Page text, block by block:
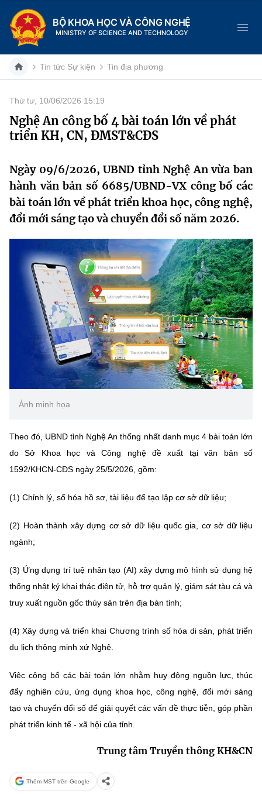
BỘ KHOA HỌC VÀ CÔNG NGHỆ
MINISTRY OF SCIENCE AND TECHNOLOGY
Danh mục
Trang chủ
Giới thiệu
Cơ cấu tổ chức
Lịch sử phát triển
Sở Khoa học và Công nghệ
Khoa học và Công nghệ
Đổi mới sáng tạo
Chuyển đổi số
Bưu chính, Viễn thông
Sở hữu trí tuệ
Tiêu chuẩn, đo lường, chất lượng
Tin địa phương
Dịch vụ công
Hệ thống văn bản
Văn bản QPPL
Văn bản chỉ đạo điều hành
Lấy ý kiến người dân về dự thảo VBQPPL
MST IOFFICE
THỐNG KÊ
Khoa học và Công nghệ
Đổi mới sáng tạo
Chuyển đổi số
Tiêu chuẩn, đo lường, chất lượng
Năng lượng nguyên tử
Multimedia
THƯ ĐIỆN TỬ
Videos
Ảnh
Nhiệm vụ trọng tâm
Chọn ngôn ngữ
Điều khoản sử dụng Theo dõi MST:
Cơ quan chủ quản: Bộ Khoa học và Công nghệ (MST)
Chịu trách nhiệm nội dung: Nguyễn Thị Hải Hằng
Giám đốc Trung tâm Truyền thông Khoa học và Công nghệ.
Liên hệ
Điện thoại: 024 3936 9506
©2026 Bản quyền thuộc Bộ Khoa Học và Công Nghệ
(Ghi rõ nguồn "https://mst.gov.vn" khi phát hành lại thông tin từ
Tin tức Sự kiện Tin địa phương
Thứ tư, 10/06/2026 15:19
Nghệ An công bố 4 bài toán lớn về phát
triển KH, CN, ĐMST&CĐS
Ngày 09/6/2026, UBND tỉnh Nghệ An vừa ban
hành văn bản số 6685/UBND-VX công bố các
bài toán lớn về phát triển khoa học, công nghệ,
đổi mới sáng tạo và chuyển đổi số năm 2026.
Ảnh minh họa
Theo đó, UBND tỉnh Nghệ An thống nhất danh mục 4 bài toán lớn
do Sở Khoa học và Công nghệ đề xuất tại văn bản số
1592/KHCN-CĐS ngày 25/5/2026, gồm:
(1) Chỉnh lý, số hóa hồ sơ, tài liệu để tạo lập cơ sở dữ liệu;
(2) Hoàn thành xây dựng cơ sở dữ liệu quốc gia, cơ sở dữ liệu
ngành;
(3) Ứng dụng trí tuệ nhân tạo (AI) xây dựng mô hình sử dụng hệ
thống nhật ký khai thác điện tử, hỗ trợ quản lý, giám sát tàu cá và
truy xuất nguồn gốc thủy sản trên địa bàn tỉnh;
(4) Xây dựng và triển khai Chương trình số hóa di sản, phát triển
du lịch thông minh xứ Nghệ.
Việc công bố các bài toán lớn nhằm huy động nguồn lực, thúc
đẩy nghiên cứu, ứng dụng khoa học, công nghệ, đổi mới sáng
tạo và chuyển đổi số để giải quyết các vấn đề thực tiễn, góp phần
phát triển kinh tế - xã hội của tỉnh.
Trung tâm Truyền thông KH&CN
Thêm MST trên Google